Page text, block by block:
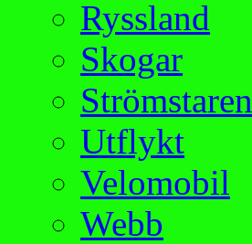
Ryssland
Skogar
Strömstaren
Utflykt
Velomobil
Webb